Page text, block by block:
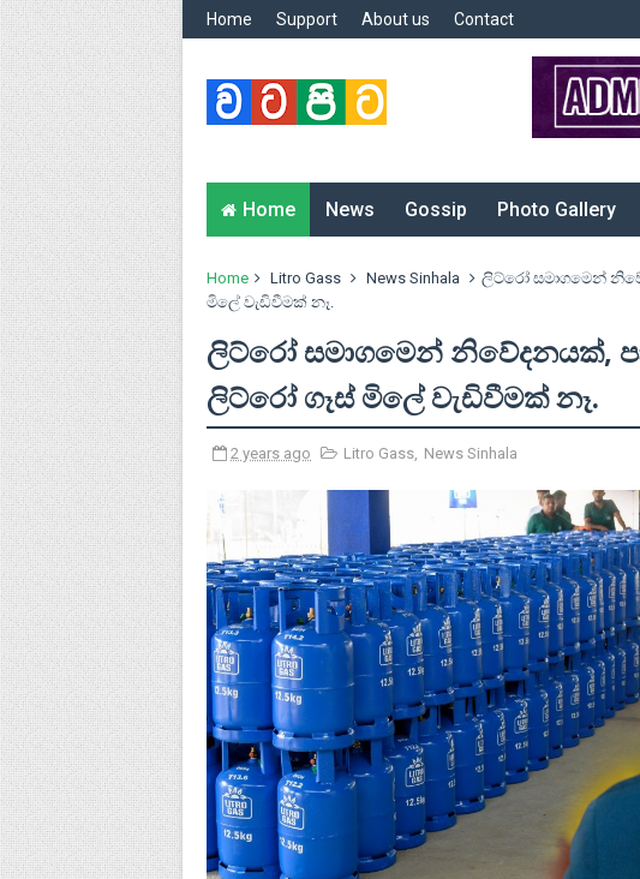
Home Support About us Contact
Home News Gossip Photo Gallery
Home Litro Gass News Sinhala
ලිට්රෝ සමාගමෙන්
මිලේ වැඩිවීමක් නෑ.
ලිට්රෝ සමාගමෙන් නිවේදනයක්,
ලිට්රෝ ගෑස් මිලේ වැඩිවීමක් නෑ.
2 years ago Litro Gass, News Sinhala